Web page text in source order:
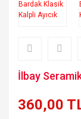
İlbay
360,00